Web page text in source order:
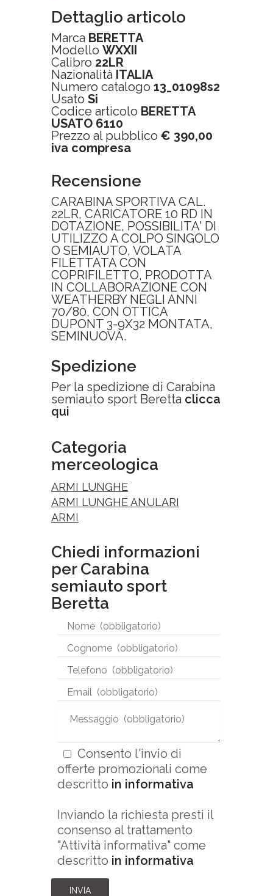
Dettaglio articolo
Marca BERETTA
Modello WXXII
Calibro 22LR
Nazionalità ITALIA
Numero catalogo 13_01098s2
Usato Si
Codice articolo BERETTA
USATO 6110
Prezzo al pubblico € 390,00
iva compresa
Recensione
CARABINA SPORTIVA CAL.
22LR, CARICATORE 10 RD IN
DOTAZIONE, POSSIBILITA' DI
UTILIZZO A COLPO SINGOLO
O SEMIAUTO, VOLATA
FILETTATA CON
COPRIFILETTO, PRODOTTA
IN COLLABORAZIONE CON
WEATHERBY NEGLI ANNI
70/80, CON OTTICA
DUPONT 3-9X32 MONTATA,
SEMINUOVA.
Spedizione
Per la spedizione di Carabina
semiauto sport Beretta clicca
qui
Categoria
merceologica
ARMI LUNGHE
ARMI LUNGHE ANULARI
ARMI
Chiedi informazioni
per Carabina
semiauto sport
Beretta
Consento l'invio di
offerte promozionali come
descritto in informativa
Inviando la richiesta presti il
consenso al trattamento
"Attività informativa" come
descritto in informativa
INVIA